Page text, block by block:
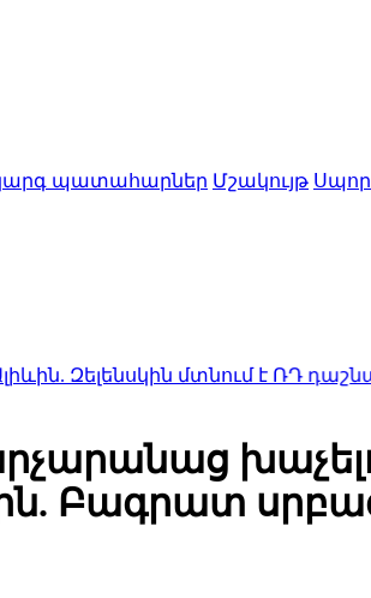
պատահարներ Մշակույթ
մտնում է ՌԴ դաշնակցի
Բագրատ